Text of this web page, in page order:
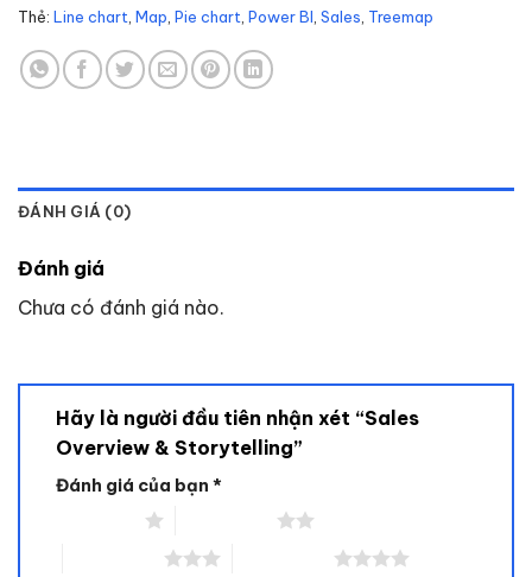
Thẻ: Line chart Map Pie chart Power BI Sales Treemap
ĐÁNH GIÁ (0)
Đánh giá
Chưa có đánh giá nào.
Hãy là người đầu tiên nhận xét “Sales
Overview & Storytelling”
Đánh giá của bạn *